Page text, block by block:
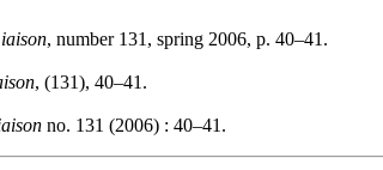
, number 131, spring 2006, p. 40–41.
, (131), 40–41.
no. 131 (2006) : 40–41.